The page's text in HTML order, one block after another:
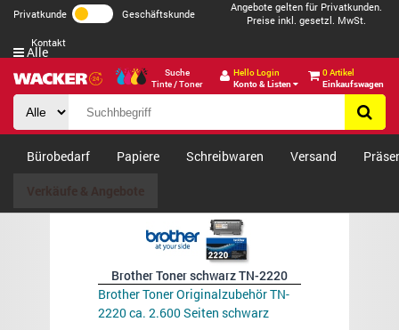
Privatkunde Geschäftskunde
Angebote gelten für Privatkunden.
Preise inkl. gesetzl. MwSt.
Kontakt
Suche
Tinte / Toner
Hello Login
Konto & Listen
0 Artikel
Einkaufswagen
Alle
Bürobedarf Papiere Schreibwaren Versand
Brother Toner schwarz TN-2220
Brother Toner Originalzubehör TN-
2220 ca. 2.600 Seiten schwarz